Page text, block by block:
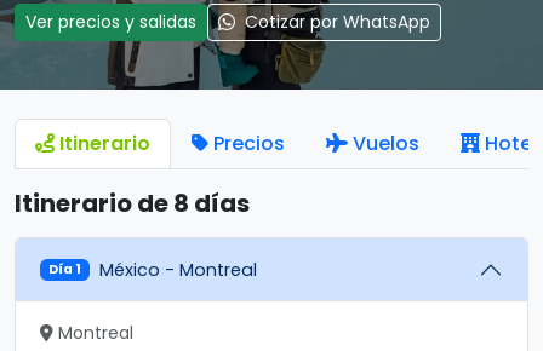
Ver precios y salidas Cotizar por WhatsApp
Itinerario Precios Vuelos
Itinerario de 8 días
Día 1 México - Montreal
Montreal